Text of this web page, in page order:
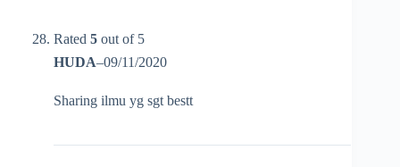
Rated 5 out of 5
HUDA–09/11/2020
Sharing ilmu yg sgt bestt